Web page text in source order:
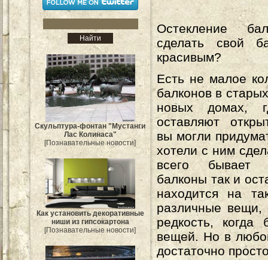
Скульптура-фонтан "Мустанги
Лас Колинаса"
[Познавательные новости]
Как установить декоративные
ниши из гипсокартона
[Познавательные новости]
Остекление
сделать свой
красивым?
Есть не малое
балконов в
новых домах,
оставляют
вы могли
хотели с ним
всего бывает
балконы так и
находится на
различные вещи,
редкость, когда
вещей. Но в
достаточно